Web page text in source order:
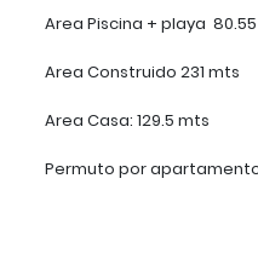
Area Piscina + playa
Area Construido 231 mts
Area Casa: 129.5 mts
Permuto por